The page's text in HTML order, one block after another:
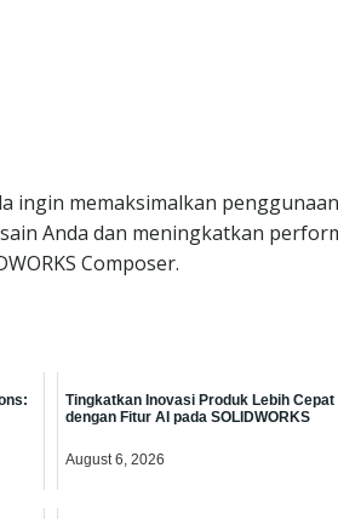
ingin memaksimalkan penggunaan
Anda dan meningkatkan
Composer.
Tingkatkan Inovasi Produk Lebih Cepat
dengan Fitur AI pada SOLIDWORKS
August 6, 2026